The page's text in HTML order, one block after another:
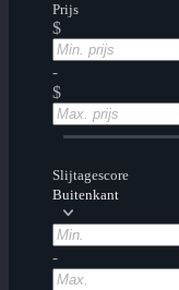
Prijs
$
-
$
Slijtagescore
Buitenkant
-